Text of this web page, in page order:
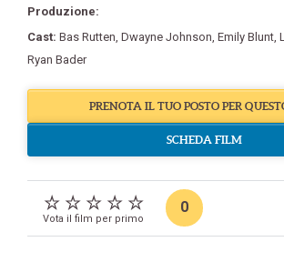
Produzione:
Cast: Bas Rutten, Dwayne Johnson, Emily Blunt,
Ryan Bader
PRENOTA IL TUO POSTO PER
SCHEDA FILM
Vota il film per primo
0